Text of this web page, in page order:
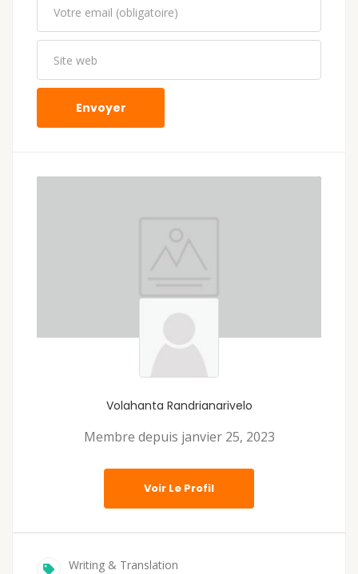
Envoyer
Volahanta Randrianarivelo
Membre depuis janvier 25, 2023
Voir Le Profil
Writing & Translation